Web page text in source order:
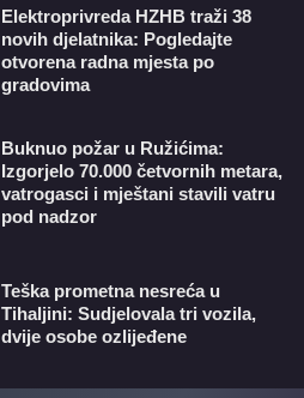
​Elektroprivreda HZHB traži 38
novih djelatnika: Pogledajte
otvorena radna mjesta po
gradovima
Buknuo požar u Ružićima:
Izgorjelo 70.000 četvornih metara,
vatrogasci i mještani stavili vatru
pod nadzor
Teška prometna nesreća u
Tihaljini: Sudjelovala tri vozila,
dvije osobe ozlijeđene